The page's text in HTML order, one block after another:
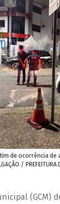
de ocorrência de
/ PREFEITURA
(GCM)